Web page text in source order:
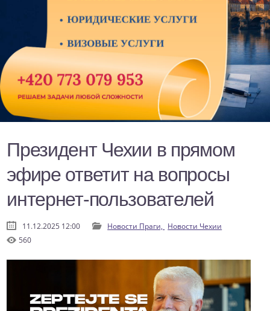
Президент Чехии в прямом
эфире ответит на вопросы
интернет-пользователей
11.12.2025 12:00 Новости Праги, Новости Чехии
560